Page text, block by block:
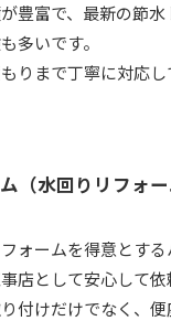
豊富で、最新の節
多いです。
りまで丁寧に対応
（水回りリフォー
ォームを得意とす
店として安心して依
付けだけでなく、